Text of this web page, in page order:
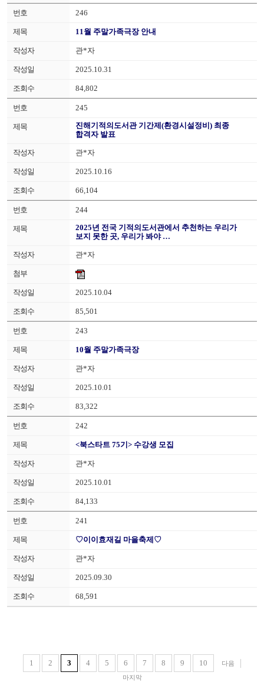
246
11월 주말가족극장 안내
관*자
2025.10.31
84,802
245
진해기적의도서관 기간제(환경시설정비) 최종
합격자 발표
관*자
2025.10.16
66,104
244
2025년 전국 기적의도서관에서 추천하는 우리가
보지 못한 곳, 우리가 봐야 …
관*자
2025.10.04
85,501
243
10월 주말가족극장
관*자
2025.10.01
83,322
242
<북스타트 75기> 수강생 모집
관*자
2025.10.01
84,133
241
♡이이효재길 마을축제♡
관*자
2025.09.30
68,591
1 2 3 4 5 6 7 8 9 10
다음
마지막